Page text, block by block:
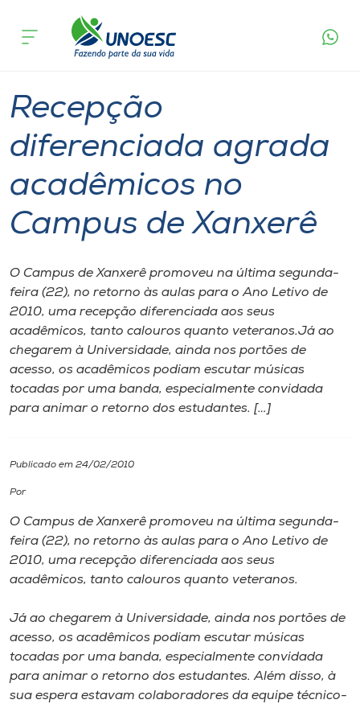
Cursos
Pesquisa
Atendimento ao Estudante
Portal de Ensino
A
Unoesc
Internacionalização
I.nova
Cultura
CPA
Biblioteca
Editora
Rádio
acontece
Recepção
diferenciada agrada
acadêmicos no
Campus de Xanxerê
O Campus de Xanxerê promoveu na última segunda-
feira (22), no retorno às aulas para o Ano Letivo de
2010, uma recepção diferenciada aos seus
acadêmicos, tanto calouros quanto veteranos.Já ao
chegarem à Universidade, ainda nos portões de
acesso, os acadêmicos podiam escutar músicas
tocadas por uma banda, especialmente convidada
para animar o retorno dos estudantes. […]
Publicado em 24/02/2010
Por
O Campus de Xanxerê promoveu na última segunda-
feira (22), no retorno às aulas para o Ano Letivo de
2010, uma recepção diferenciada aos seus
acadêmicos, tanto calouros quanto veteranos.
Já ao chegarem à Universidade, ainda nos portões de
acesso, os acadêmicos podiam escutar músicas
tocadas por uma banda, especialmente convidada
para animar o retorno dos estudantes. Além disso, à
sua espera estavam colaboradores da equipe técnico-